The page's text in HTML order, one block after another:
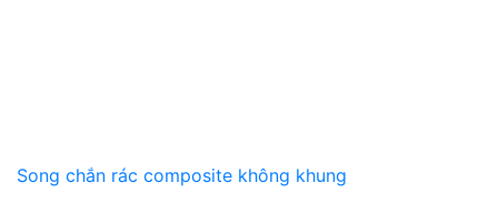
Song chắn rác composite không khung